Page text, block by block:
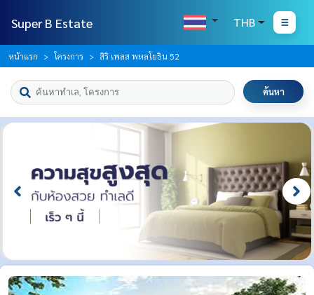
Super B Estate THB
หน้าแรก โครงการ สิริ เพลส พหลโยธิน 52
ค้นหา